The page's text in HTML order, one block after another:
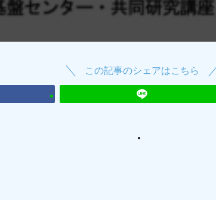
この記事のシェアはこちら